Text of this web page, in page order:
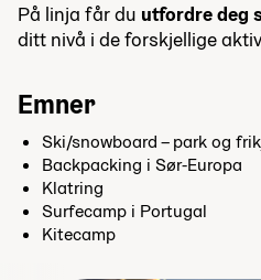
På linja får du utfordre deg
ditt nivå i de forskjellige
Emner
Ski/snowboard – park og
Backpacking i Sør-Europa
Klatring
Surfecamp i Portugal
Kitecamp